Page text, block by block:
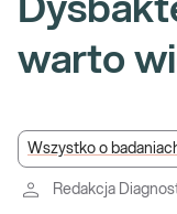
warto
Wszystko o
Redakcja